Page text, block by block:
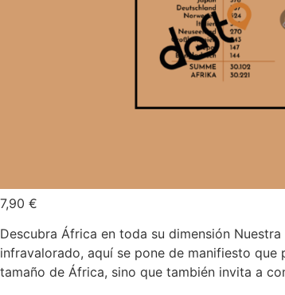
7,90 €
Descubra África en toda su dimensión Nuestra
infravalorado, aquí se pone de manifiesto que
tamaño de África, sino que también invita a